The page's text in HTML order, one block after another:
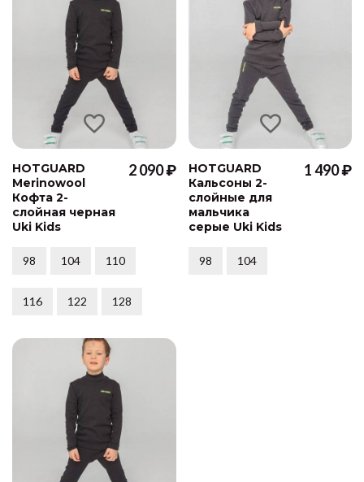
HOTGUARD
Merinowool
Кофта 2-
слойная черная
Uki Kids
2 090 ₽
98 104 110
116 122 128
HOTGUARD
Кальсоны 2-
слойные для
мальчика
серые Uki Kids
1 490 ₽
98 104